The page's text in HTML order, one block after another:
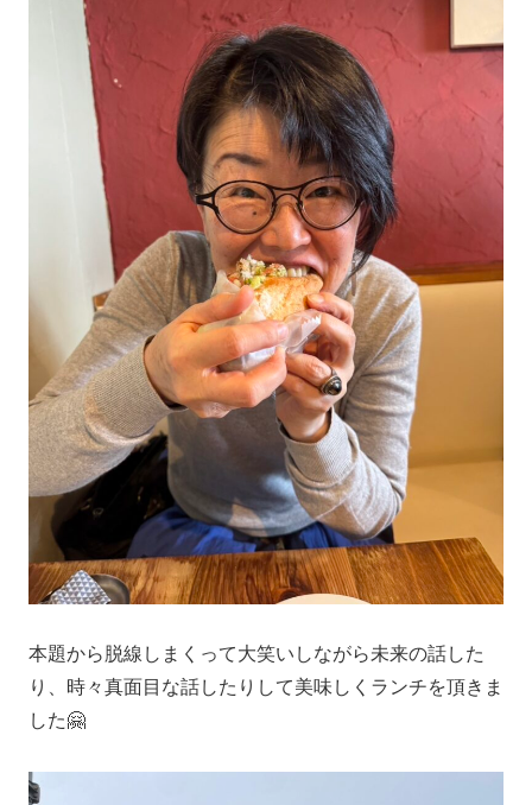
本題から脱線しまくって大笑いしながら未来の話した
り、時々真面目な話したりして美味しくランチを頂きま
した🤗